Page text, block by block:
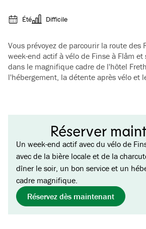
Été Difficile
Vous prévoyez de parcourir la route des
week-end actif à vélo de Finse à Flåm
dans le magnifique cadre de l'hôtel
l'hébergement, la détente après vélo et
Réserver
Un week-end actif avec du vélo de
avec de la bière locale et de la
dîner le soir, un bon service et un
cadre magnifique.
Réservez dès maintenant